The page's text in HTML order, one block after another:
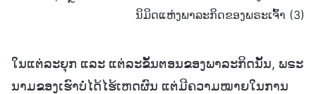
ນິມິດແຫ່ງພາລະກິດຂອງພຣະເຈົ້າ (3)
ໃນແຕ່ລະຍຸກ ແລະ ແຕ່ລະຂັ້ນຕອນຂອງພາລະກິດນັ້ນ, ພຣະ
ນາມຂອງເຮົາບໍ່ໄດ້ໄຮ້ເຫດຜົນ ແຕ່ມີຄວາມໝາຍໃນການ